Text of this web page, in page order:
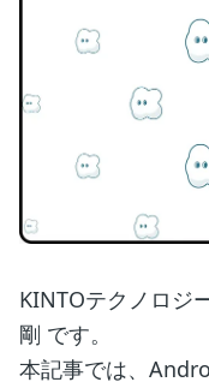
KINTOテクノロジ
剛 です。
本記事では、